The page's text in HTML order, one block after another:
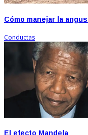
Cómo manejar la
Conductas
El efecto Mandela